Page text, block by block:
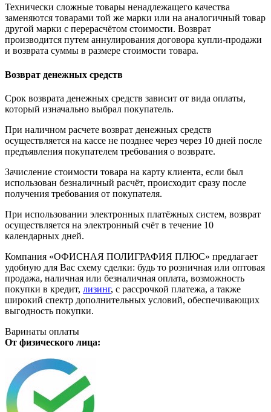
Технически сложные товары ненадлежащего качества
заменяются товарами той же марки или на аналогичный товар
другой марки с перерасчётом стоимости. Возврат
производится путем аннулирования договора купли-продажи
и возврата суммы в размере стоимости товара.
Возврат денежных средств
Срок возврата денежных средств зависит от вида оплаты,
который изначально выбрал покупатель.
При наличном расчете возврат денежных средств
осуществляется на кассе не позднее через через 10 дней после
предъявления покупателем требования о возврате.
Зачисление стоимости товара на карту клиента, если был
использован безналичный расчёт, происходит сразу после
получения требования от покупателя.
При использовании электронных платёжных систем, возврат
осуществляется на электронный счёт в течение 10
календарных дней.
Компания «ОФИСНАЯ ПОЛИГРАФИЯ ПЛЮС» предлагает
удобную для Вас схему сделки: будь то розничная или оптовая
продажа, наличная или безналичная оплата, возможность
покупки в кредит, лизинг, с рассрочкой платежа, а также
широкий спектр дополнительных условий, обеспечивающих
выгодность покупки.
Варинаты оплаты
От физического лица: